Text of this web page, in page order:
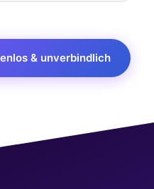
& unverbindlich